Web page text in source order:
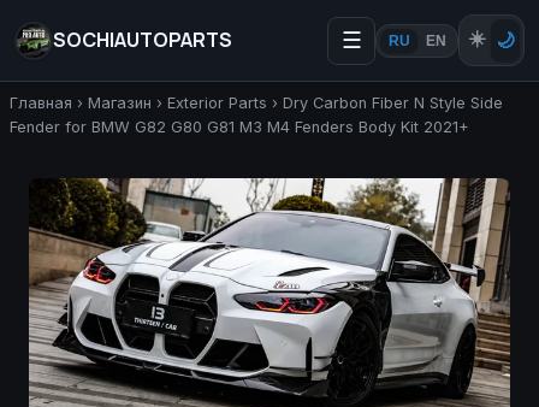
SOCHIAUTOPARTS ☰ RU EN ☀️ 🌙
Главная › Магазин › Exterior Parts › Dry Carbon Fiber N Style Side
Fender for BMW G82 G80 G81 M3 M4 Fenders Body Kit 2021+